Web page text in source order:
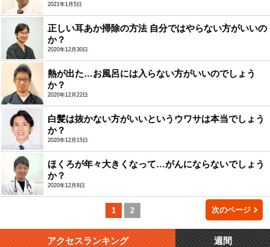
2021年1月5日
正しい耳あか掃除の方法 自分ではやらない方がいいの
か？
2020年12月30日
熱が出た…お風呂には入らない方がいいのでしょう
か？
2020年12月22日
白髪は抜かない方がいいというウワサは本当でしょう
か？
2020年12月15日
ほくろが年々大きくなって…がんにならないでしょう
か？
2020年12月8日
1 2 次のページ
アクセスランキング 週間